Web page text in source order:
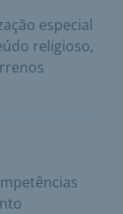
especial
religioso,